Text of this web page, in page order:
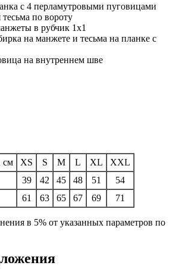
с 4 перламутровыми пуговицами
по вороту
в рубчик 1х1
на манжете и тесьма на планке с
на внутреннем шве
см XS S M L XL
XXL
39 42 45 48 51
54
61 63 65 67 69 71
в 5% от указанных параметров по